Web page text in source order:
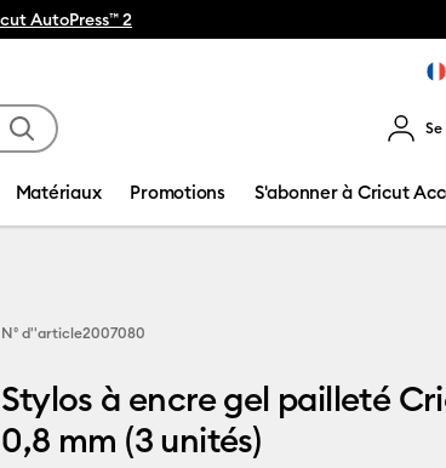
Matériaux Promotions S'abonner à Cricut
N° d''article2007080
Stylos à encre gel pailleté
0,8 mm (3 unités)